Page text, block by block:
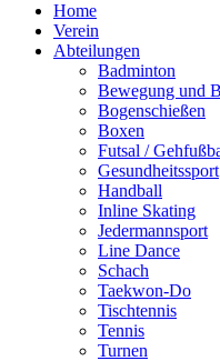
Home
Verein
Abteilungen
Badminton
Bewegung und
Bogenschießen
Boxen
Futsal /
Gesundheitssport
Handball
Inline Skating
Jedermannsport
Line Dance
Schach
Taekwon-Do
Tischtennis
Tennis
Turnen